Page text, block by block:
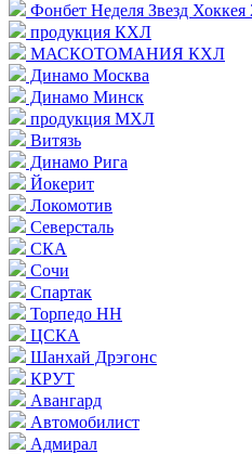
Фонбет Неделя Звезд Хоккея
продукция КХЛ
МАСКОТОМАНИЯ КХЛ
Динамо Москва
Динамо Минск
продукция МХЛ
Витязь
Динамо Рига
Йокерит
Локомотив
Северсталь
СКА
Сочи
Спартак
Торпедо НН
ЦСКА
Шанхай Дрэгонс
КРУТ
Авангард
Автомобилист
Адмирал